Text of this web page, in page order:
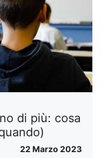
di più: cosa
22 Marzo 2023